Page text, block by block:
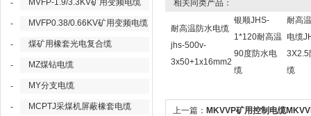
-
MVFP-1.9/3.3KV矿用变频电缆
- MVFP0.38/0.66KV矿用变频电缆
- 煤矿用橡套光电复合缆
- MZ煤钻电缆
- MY分支电缆
- MCPTJ采煤机屏蔽橡套电缆
相关同类产品：
耐高温防水电缆
jhs-500v-
3x50+1x16mm2
银顺JHS-
1*120耐高温
90度防水电
缆
耐高
电缆
3X2.5
缆
上一篇： MKVVP矿用控制电缆